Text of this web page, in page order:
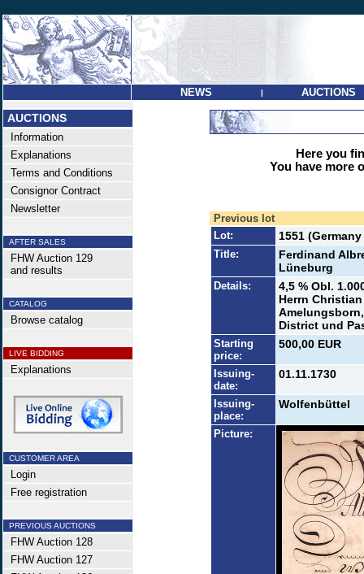
NEWS | AUCTIONS
AUCTIONS
Information
Explanations
Terms and Conditions
Consignor Contract
Newsletter
AFTER SALES
FHW Auction 129
and results
CATALOG
Browse catalog
LIVE BIDDING
Explanations
CUSTOMER AREA
Login
Free registration
PREVIOUS AUCTIONS
FHW Auction 128
FHW Auction 127
Here you
You have more
Previous lot
Lot:
1551
Title:
Ferdinand
Lüneburg
Details:
4,5 % Obl.
Herrn
District und
Starting
price:
500,00 EUR
Issuing-
date:
01.11.1730
Issuing-
place:
Wolfenbüttel
Picture: